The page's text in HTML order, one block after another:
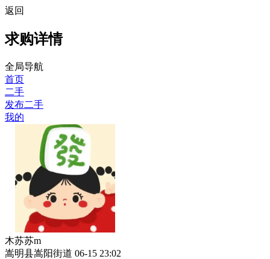
返回
求购详情
全局导航
首页
二手
发布二手
我的
木苏苏m
嵩明县嵩阳街道 06-15 23:02